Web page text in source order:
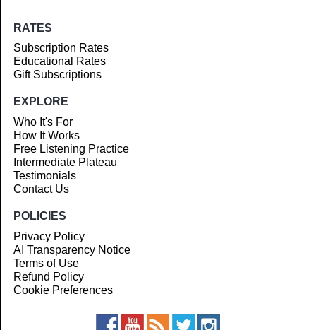
RATES
Subscription Rates
Educational Rates
Gift Subscriptions
EXPLORE
Who It's For
How It Works
Free Listening Practice
Intermediate Plateau
Testimonials
Contact Us
POLICIES
Privacy Policy
AI Transparency Notice
Terms of Use
Refund Policy
Cookie Preferences